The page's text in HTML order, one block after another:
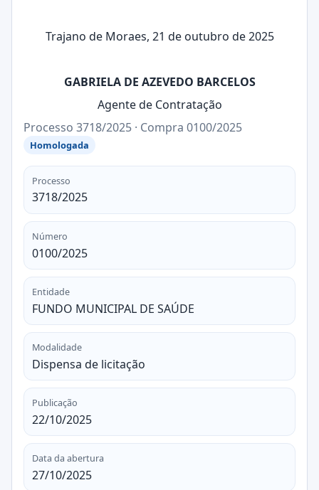
Trajano de Moraes, 21 de outubro de 2025
GABRIELA DE AZEVEDO BARCELOS
Agente de Contratação
Processo 3718/2025 · Compra 0100/2025
Homologada
Processo
3718/2025
Número
0100/2025
Entidade
FUNDO MUNICIPAL DE SAÚDE
Modalidade
Dispensa de licitação
Publicação
22/10/2025
Data da abertura
27/10/2025